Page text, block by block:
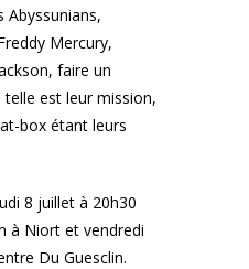
Abyssunians,
Mercury,
faire un
est leur mission,
box étant leurs
8 juillet à 20h30
à Niort et vendredi
Du Guesclin.